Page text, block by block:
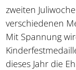
zweiten
verschiedenen
Mit Spannung
dieses Jahr die